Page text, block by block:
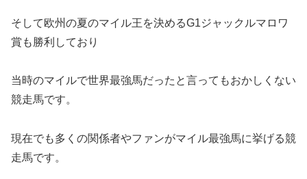
そして欧州の夏のマイル王を決めるG1ジャックルマロワ
賞も勝利しており
当時のマイルで世界最強馬だったと言ってもおかしくない
競走馬です。
現在でも多くの関係者やファンがマイル最強馬に挙げる競
走馬です。